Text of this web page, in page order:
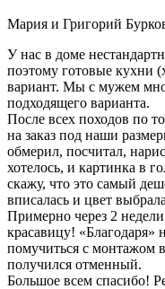
Мария и Григорий
У нас в доме
поэтому готовые кухни
вариант. Мы с мужем
подходящего варианта.
После всех походов по
на заказ под наши
обмерил, посчитал,
хотелось, и картинка в
скажу, что это самый
вписалась и цвет
Примерно через 2
красавицу!
помучиться с монтажом
получился отменный.
Большое всем спасибо!